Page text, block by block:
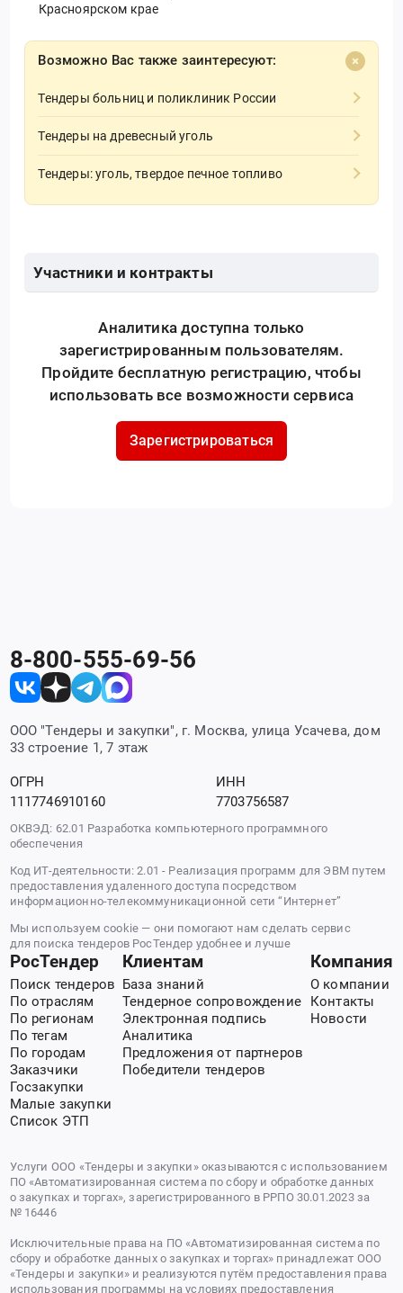
Красноярском крае
Возможно Вас также заинтересуют:
Тендеры больниц и поликлиник России
Тендеры на древесный уголь
Тендеры: уголь, твердое печное топливо
Участники и контракты
Аналитика доступна только
зарегистрированным пользователям.
Пройдите бесплатную регистрацию, чтобы
использовать все возможности сервиса
Зарегистрироваться
8-800-555-69-56
ООО "Тендеры и закупки", г. Москва, улица Усачева, дом
33 строение 1, 7 этаж
ОГРН
1117746910160
ИНН
7703756587
ОКВЭД: 62.01 Разработка компьютерного программного
обеспечения
Код ИТ-деятельности: 2.01 - Реализация программ для ЭВМ путем
предоставления удаленного доступа посредством
информационно-телекоммуникационной сети “Интернет”
Мы используем cookie — они помогают нам сделать сервис
для поиска тендеров РосТендер удобнее и лучше
РосТендер
Поиск тендеров
По отраслям
По регионам
По тегам
По городам
Заказчики
Госзакупки
Малые закупки
Список ЭТП
Клиентам
База знаний
Тендерное сопровождение
Электронная подпись
Аналитика
Предложения от партнеров
Победители тендеров
Компания
О компании
Контакты
Новости
Услуги ООО «Тендеры и закупки» оказываются с использованием
ПО «Автоматизированная система по сбору и обработке данных
о закупках и торгах», зарегистрированного в РРПО 30.01.2023 за
№ 16446
Исключительные права на ПО «Автоматизированная система по
сбору и обработке данных о закупках и торгах» принадлежат ООО
«Тендеры и закупки» и реализуются путём предоставления права
использования программы на условиях предоставления